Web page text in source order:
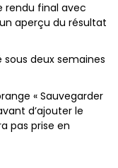
rendu final avec
aperçu du résultat
deux semaines
« Sauvegarder
d’ajouter le
pas prise en